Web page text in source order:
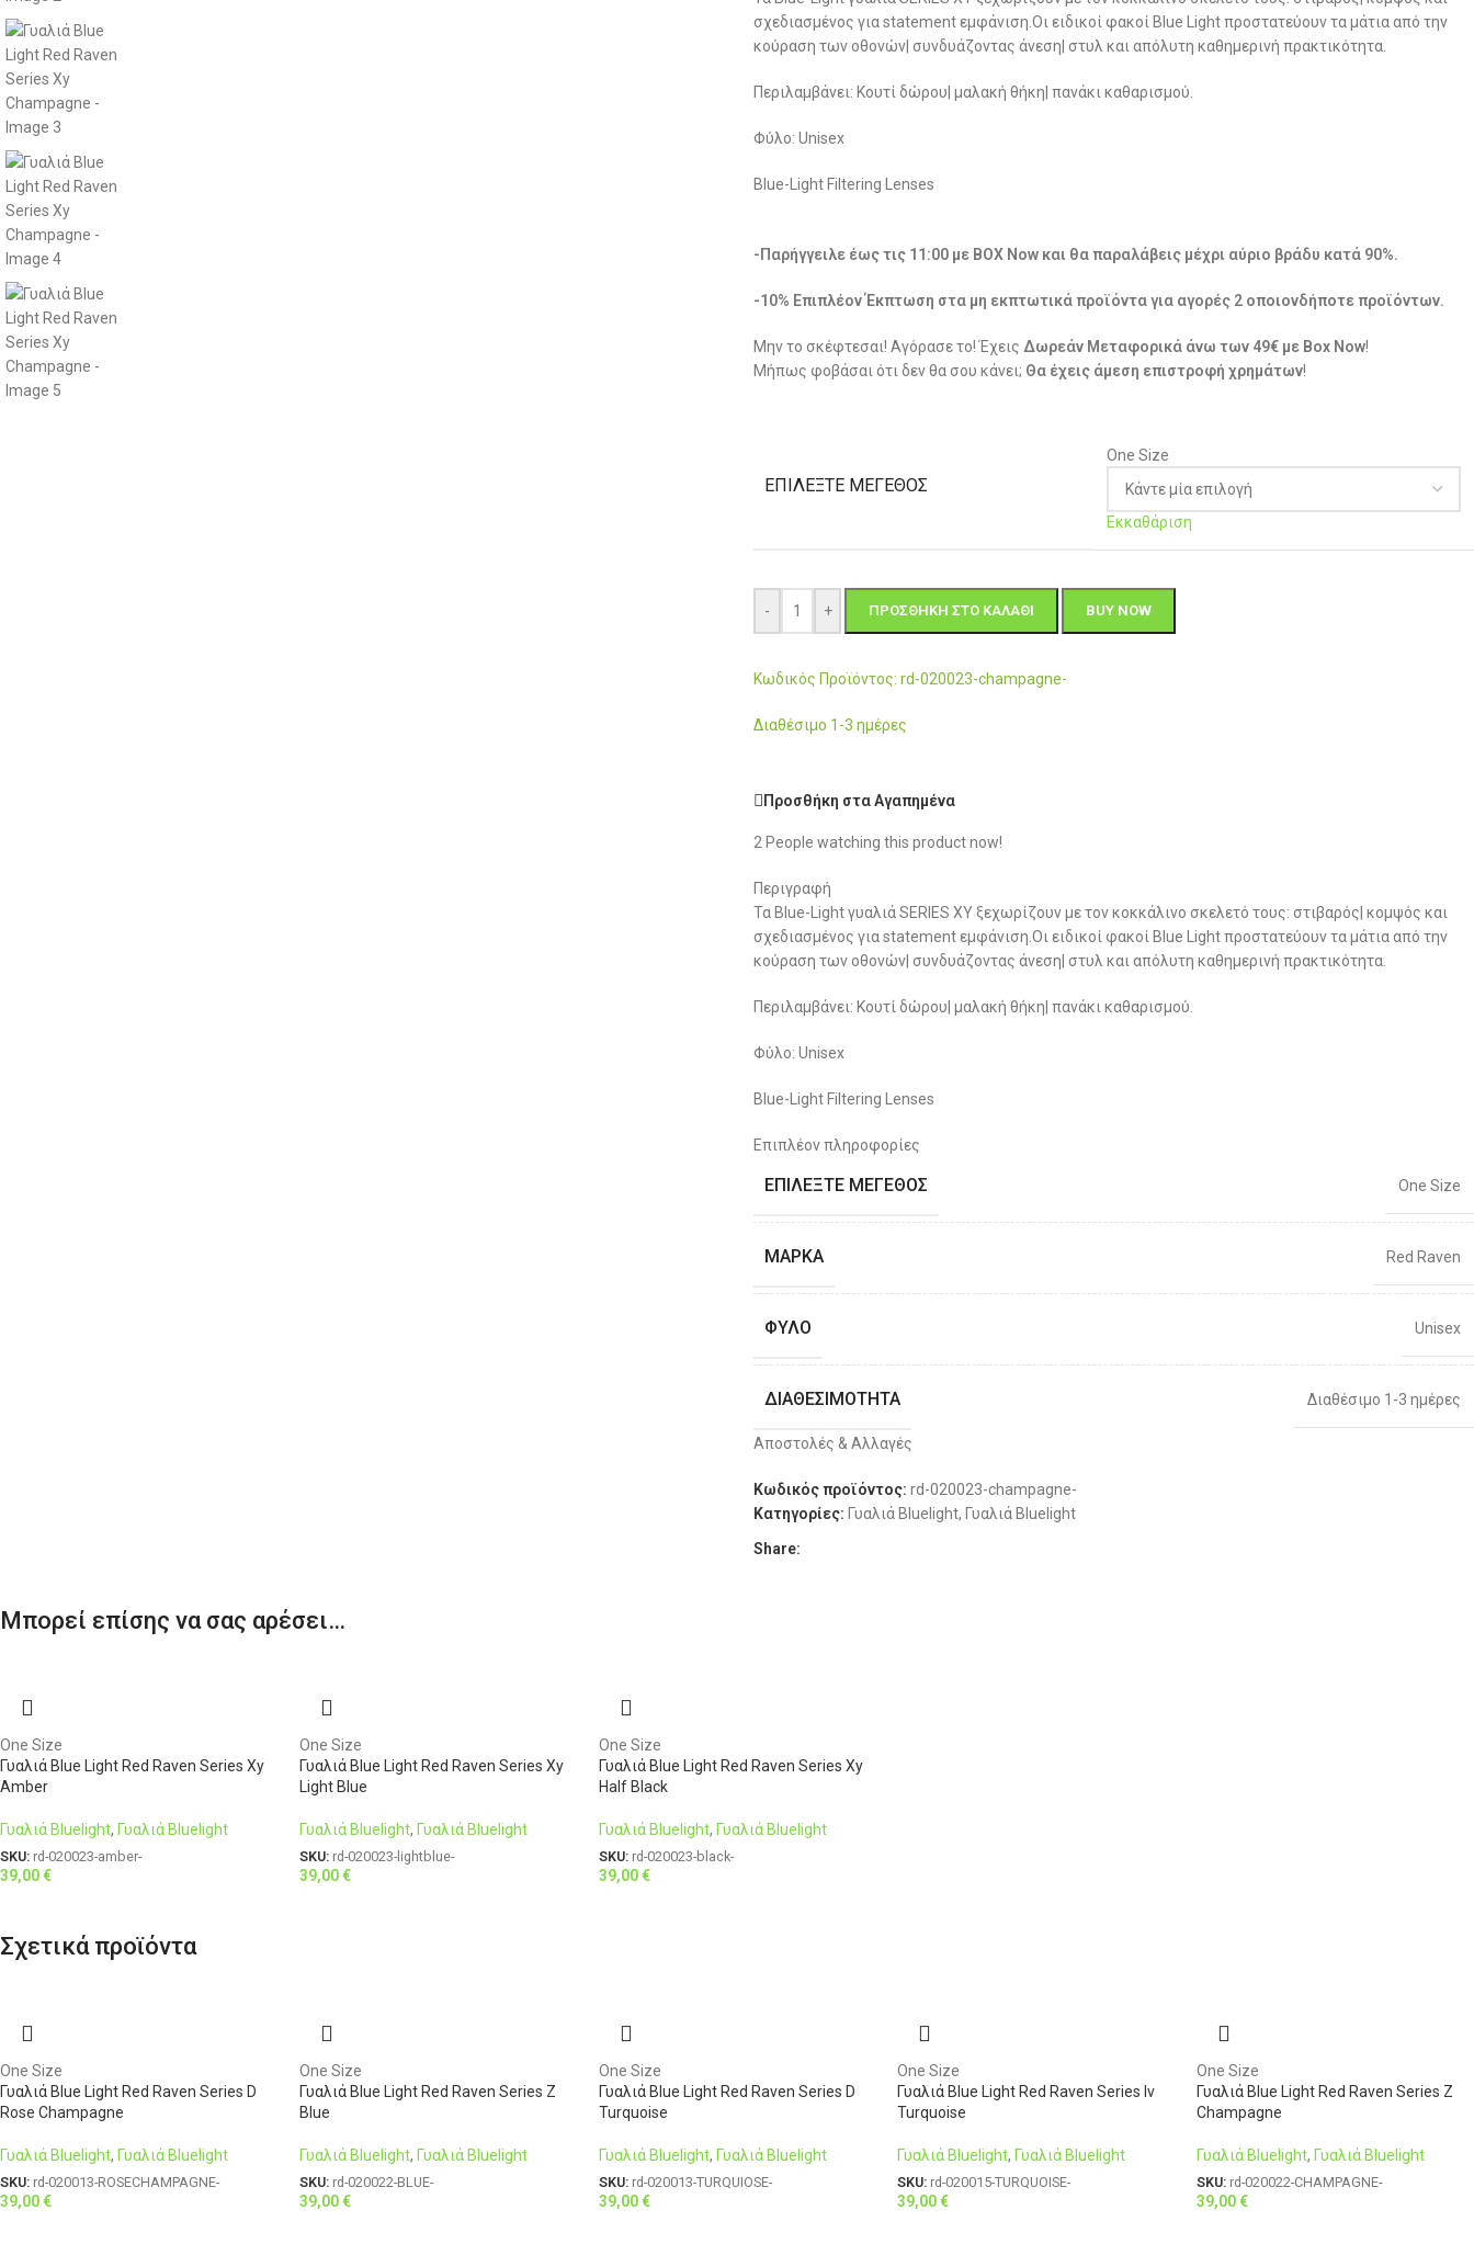
σχεδιασμένος για statement εμφάνιση.Οι ειδικοί φακοί Blue Light προστατεύουν τα μάτια από την
κούραση των οθονών| συνδυάζοντας άνεση| στυλ και απόλυτη καθημερινή πρακτικότητα.
Περιλαμβάνει: Κουτί δώρου| μαλακή θήκη| πανάκι καθαρισμού.
Φύλο: Unisex
Blue-Light Filtering Lenses
-Παρήγγειλε έως τις 11:00 με BOX Now και θα παραλάβεις μέχρι αύριο βράδυ κατά 90%.
-10% Επιπλέον Έκπτωση στα μη εκπτωτικά προϊόντα για αγορές 2 οποιονδήποτε προϊόντων.
Μην το σκέφτεσαι! Αγόρασε το! Έχεις Δωρεάν Μεταφορικά άνω των 49€ με Box Now!
Μήπως φοβάσαι ότι δεν θα σου κάνει; Θα έχεις άμεση επιστροφή χρημάτων!
ΕΠΙΛΈΞΤΕ ΜΈΓΕΘΟΣ
One Size
Εκκαθάριση
- + ΠΡΟΣΘΉΚΗ ΣΤΟ ΚΑΛΆΘΙ BUY NOW
Κωδικός Προϊόντος: rd-020023-champagne-
Διαθέσιμο 1-3 ημέρες
Προσθήκη στα Αγαπημένα
2 People watching this product now!
Περιγραφή
Τα Blue-Light γυαλιά SERIES XY ξεχωρίζουν με τον κοκκάλινο σκελετό τους: στιβαρός| κομψός και
σχεδιασμένος για statement εμφάνιση.Οι ειδικοί φακοί Blue Light προστατεύουν τα μάτια από την
κούραση των οθονών| συνδυάζοντας άνεση| στυλ και απόλυτη καθημερινή πρακτικότητα.
Περιλαμβάνει: Κουτί δώρου| μαλακή θήκη| πανάκι καθαρισμού.
Φύλο: Unisex
Blue-Light Filtering Lenses
Επιπλέον πληροφορίες
ΕΠΙΛΈΞΤΕ ΜΈΓΕΘΟΣ One Size
ΜΆΡΚΑ Red Raven
ΦΎΛΟ Unisex
ΔΙΑΘΕΣΙΜΌΤΗΤΑ Διαθέσιμο 1-3 ημέρες
Αποστολές & Αλλαγές
Κωδικός προϊόντος: rd-020023-champagne-
Κατηγορίες: Γυαλιά Bluelight, Γυαλιά Bluelight
Share:
Μπορεί επίσης να σας αρέσει…
One Size
Γυαλιά Blue Light Red Raven Series Xy
Amber
Γυαλιά Bluelight, Γυαλιά Bluelight
SKU: rd-020023-amber-
39,00€
One Size
Γυαλιά Blue Light Red Raven Series Xy
Light Blue
Γυαλιά Bluelight, Γυαλιά Bluelight
SKU: rd-020023-lightblue-
39,00€
One Size
Γυαλιά Blue Light Red Raven Series Xy
Half Black
Γυαλιά Bluelight, Γυαλιά Bluelight
SKU: rd-020023-black-
39,00€
Σχετικά προϊόντα
One Size
Γυαλιά Blue Light Red Raven Series D
Rose Champagne
Γυαλιά Bluelight, Γυαλιά Bluelight
SKU: rd-020013-ROSECHAMPAGNE-
39,00€
One Size
Γυαλιά Blue Light Red Raven Series Z
Blue
Γυαλιά Bluelight, Γυαλιά Bluelight
SKU: rd-020022-BLUE-
39,00€
One Size
Γυαλιά Blue Light Red Raven Series D
Turquoise
Γυαλιά Bluelight, Γυαλιά Bluelight
SKU: rd-020013-TURQUIOSE-
39,00€
One Size
Γυαλιά Blue Light Red Raven Series Iv
Turquoise
Γυαλιά Bluelight, Γυαλιά Bluelight
SKU: rd-020015-TURQUOISE-
39,00€
One Size
Γυαλιά Blue Light Red Raven Series Z
Champagne
Γυαλιά Bluelight, Γυαλιά Bluelight
SKU: rd-020022-CHAMPAGNE-
39,00€